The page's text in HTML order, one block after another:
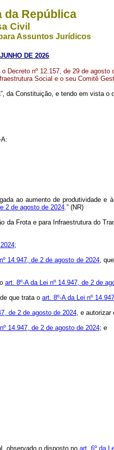
da República
Civil
Assuntos Jurídicos
DE 2026
o Decreto nº 12.157, de 29 de
Social e o seu Comitê
da Constituição, e tendo em vista o
ao aumento de produtividade e
2 de agosto de 2024.” (NR)
Frota e para Infraestrutura do
;
14.947, de 2 de agosto de 2024,
art. 8º-A da Lei nº 14.947, de 2 de
que trata o art. 8º-A da Lei nº
de 2 de agosto de 2024, e autorizar
14.947, de 2 de agosto de 2024; e
observado o disposto no art. 6º da